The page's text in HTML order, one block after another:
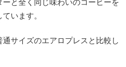
と全く同じ味わいのコーヒーを
います。
サイズのエアロプレスと比較し